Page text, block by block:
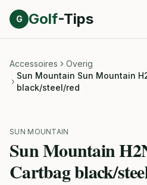
Direct naar inhoud
G Golf-Tips
Accessoires
Overig
Sun Mountain Sun Mountain
black/steel/red
SUN MOUNTAIN
Sun Mountain
Cartbag black/